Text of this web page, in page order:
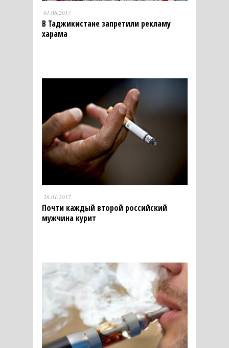
01.06.2017
В Таджикистане запретили рекламу
харама
26.01.2017
Почти каждый второй российский
мужчина курит